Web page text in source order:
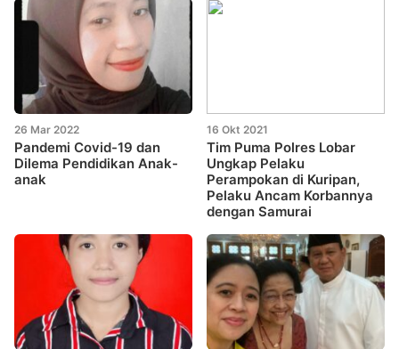
26 Mar 2022
Pandemi Covid-19 dan
Dilema Pendidikan Anak-
anak
16 Okt 2021
Tim Puma Polres Lobar
Ungkap Pelaku
Perampokan di Kuripan,
Pelaku Ancam Korbannya
dengan Samurai